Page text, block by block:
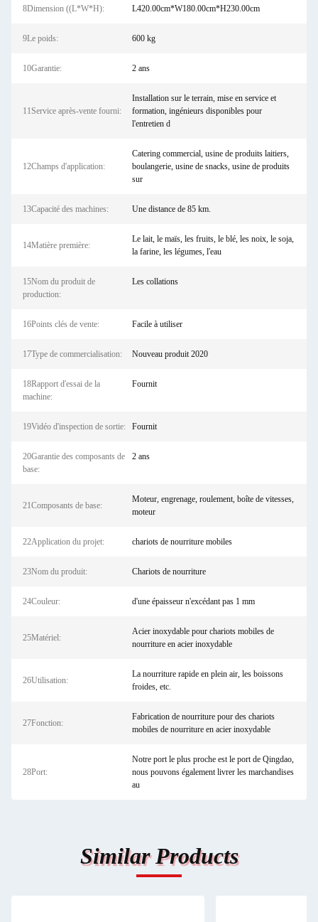
8Dimension ((L*W*H): L420.00cm*W180.00cm*H230.00cm
9Le poids: 600 kg
10Garantie: 2 ans
11Service après-vente fourni:
Installation sur le terrain, mise en service et
formation, ingénieurs disponibles pour
l'entretien d
12Champs d'application:
Catering commercial, usine de produits laitiers,
boulangerie, usine de snacks, usine de produits
sur
13Capacité des machines: Une distance de 85 km.
14Matière première:
Le lait, le maïs, les fruits, le blé, les noix, le soja,
la farine, les légumes, l'eau
15Nom du produit de
production:
Les collations
16Points clés de vente: Facile à utiliser
17Type de commercialisation: Nouveau produit 2020
18Rapport d'essai de la
machine:
Fournit
19Vidéo d'inspection de sortie: Fournit
20Garantie des composants de
base:
2 ans
21Composants de base:
Moteur, engrenage, roulement, boîte de vitesses,
moteur
22Application du projet: chariots de nourriture mobiles
23Nom du produit: Chariots de nourriture
24Couleur: d'une épaisseur n'excédant pas 1 mm
25Matériel:
Acier inoxydable pour chariots mobiles de
nourriture en acier inoxydable
26Utilisation:
La nourriture rapide en plein air, les boissons
froides, etc.
27Fonction:
Fabrication de nourriture pour des chariots
mobiles de nourriture en acier inoxydable
28Port:
Notre port le plus proche est le port de Qingdao,
nous pouvons également livrer les marchandises
au
Similar Products